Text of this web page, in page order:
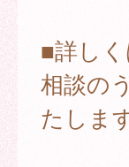
■詳し
相談の
たしま